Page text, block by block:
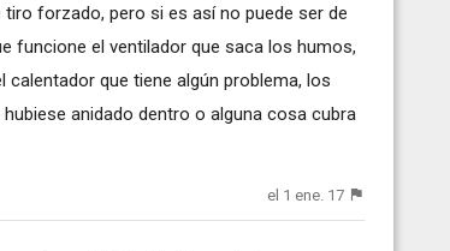
forzado, pero si es así no puede ser de
funcione el ventilador que saca los humos,
que tiene algún problema, los
anidado dentro o alguna cosa cubra
el 1 ene. 17